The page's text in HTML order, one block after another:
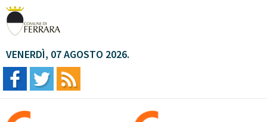
VENERDÌ, 07 AGOSTO 2026.